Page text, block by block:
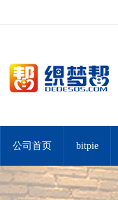
公司首页 bitpie